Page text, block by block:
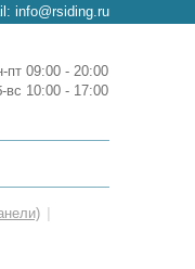
info@rsiding.ru
пт 09:00 - 20:00
вс 10:00 - 17:00